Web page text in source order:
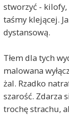
stworzyć -
taśmy klejącej.
dystansową.
Tłem dla tych
malowana
żal. Rzadko
szarość. Zdarza
trochę strachu,